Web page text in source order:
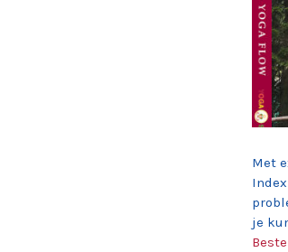
Met
je